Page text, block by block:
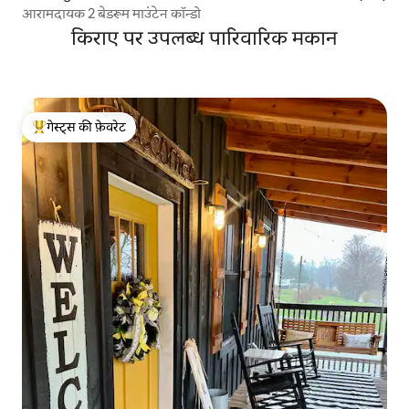
आरामदायक 2 बेडरूम माउंटेन कॉन्डो
किराए पर उपलब्ध पारिवारिक मकान
गेस्ट्स का टॉप फ़ेवरेट
गेस्ट्स की फ़ेवरेट